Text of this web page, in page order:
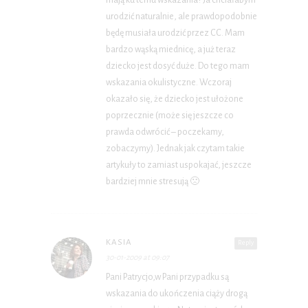
urodzić naturalnie, ale prawdopodobnie
będę musiała urodzić przez CC. Mam
bardzo wąską miednicę, a już teraz
dziecko jest dosyć duże. Do tego mam
wskazania okulistyczne. Wczoraj
okazało się, że dziecko jest ułożone
poprzecznie (może się jeszcze co
prawda odwrócić – poczekamy,
zobaczymy). Jednak jak czytam takie
artykuły to zamiast uspokajać, jeszcze
bardziej mnie stresują 🙁
KASIA
Pani Patrycjo,w Pani przypadku są
wskazania do ukończenia ciąży drogą